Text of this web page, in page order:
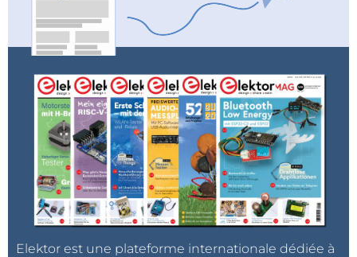
Elektor est une plateforme internationale dédiée à